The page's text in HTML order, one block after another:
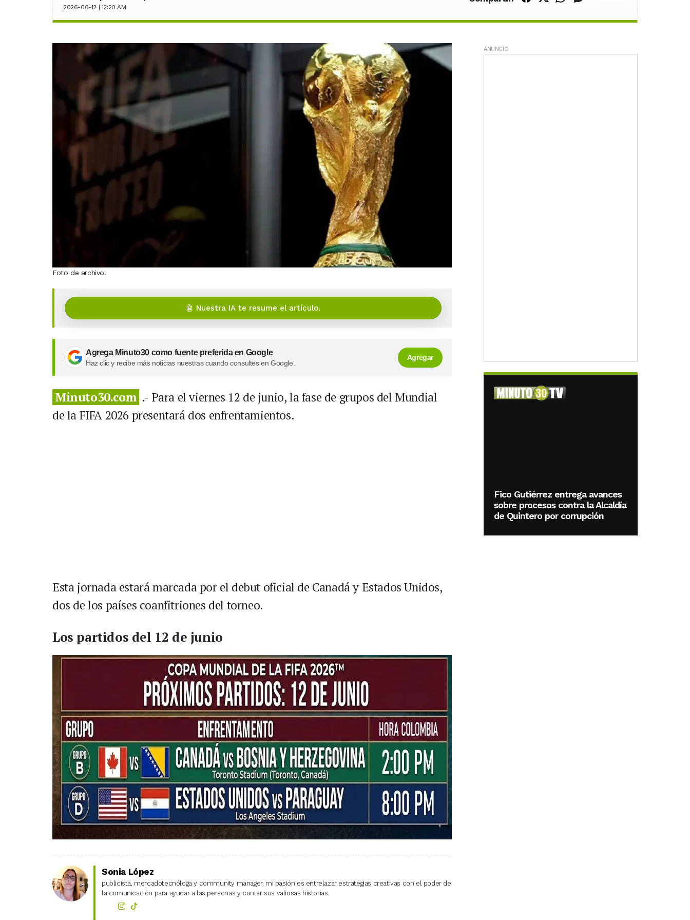
2026-06-12 | 12:20 AM
Foto de archivo.
🤖 Nuestra IA te resume el artículo.
Agrega Minuto30 como fuente preferida en Google
Haz clic y recibe más noticias nuestras cuando consultes en Google.
Agregar
Minuto30.com .- Para el viernes 12 de junio, la fase de grupos del Mundial
de la FIFA 2026 presentará dos enfrentamientos.
Esta jornada estará marcada por el debut oficial de Canadá y Estados Unidos,
dos de los países coanfitriones del torneo.
Los partidos del 12 de junio
Sonia López
publicista, mercadotecnóloga y community manager, mi pasión es entrelazar estrategias creativas con el poder de
la comunicación para ayudar a las personas y contar sus valiosas historias.
ANUNCIO
Fico Gutiérrez entrega avances
sobre procesos contra la Alcaldía
de Quintero por corrupción